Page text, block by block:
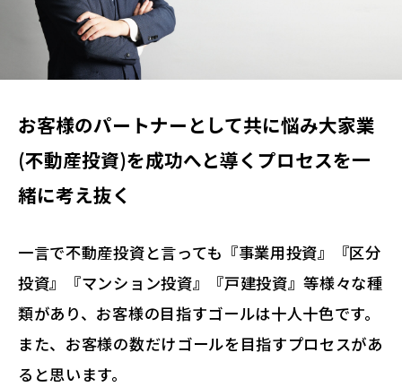
お客様のパートナーとして共に悩み大家業
(不動産投資)を成功へと導くプロセスを一
緒に考え抜く
一言で不動産投資と言っても『事業用投資』『区分
投資』『マンション投資』『戸建投資』等様々な種
類があり、お客様の目指すゴールは十人十色です。
また、お客様の数だけゴールを目指すプロセスがあ
ると思います。